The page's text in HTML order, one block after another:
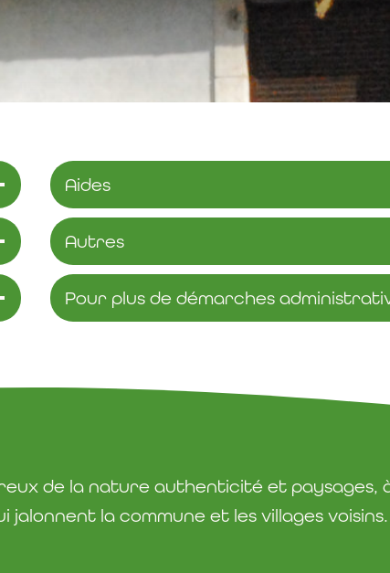
Aides
Autres
Pour plus de démarches
de la nature authenticité et paysages,
jalonnent la commune et les villages voisins.